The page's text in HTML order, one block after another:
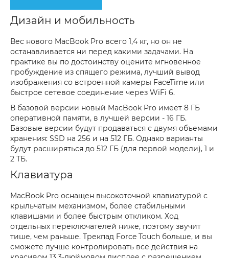
Дизайн и мобильность
Вес нового MacBook Pro всего 1,4 кг, но он не
останавливается ни перед какими задачами. На
практике вы по достоинству оцените мгновенное
пробуждение из спящего режима, лучший вывод
изображения со встроенной камеры FaceTime или
быстрое сетевое соединение через WiFi 6.
В базовой версии новый MacBook Pro имеет 8 ГБ
оперативной памяти, в лучшей версии - 16 ГБ.
Базовые версии будут продаваться с двумя объемами
хранения: SSD на 256 и на 512 ГБ. Однако варианты
будут расширяться до 512 ГБ (для первой модели), 1 и
2 ТБ.
Клавиатура
MacBook Pro оснащен высокоточной клавиатурой с
крыльчатым механизмом, более стабильными
клавишами и более быстрым откликом. Ход
отдельных переключателей ниже, поэтому звучит
тише, чем раньше. Трекпад Force Touch больше, и вы
сможете лучше контролировать все действия на